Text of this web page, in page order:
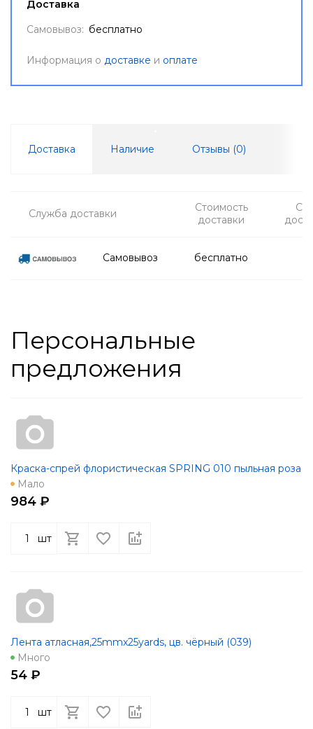
Доставка
Самовывоз: бесплатно
Информация о доставке и оплате
Доставка Наличие Отзывы (0)
Служба доставки
Стоимость
доставки
Самовывоз бесплатно
Персональные
предложения
Краска-спрей флористическая SPRING 010 пыльная роза
Мало
984 ₽
шт
Лента атласная,25mmx25yards, цв. чёрный (039)
Много
54 ₽
шт